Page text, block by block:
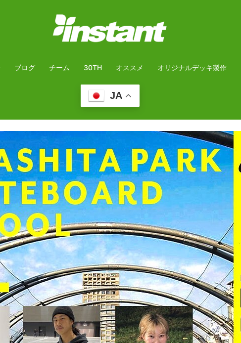
ブログ チーム 30TH オススメ オリジナルデッキ製作
JA